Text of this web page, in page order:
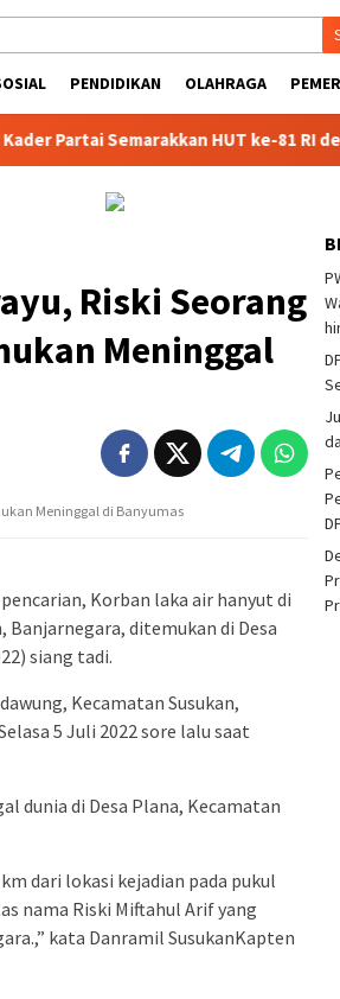
PENDIDIKAN OLAHRAGA
Semarakkan HUT ke-81 RI dengan
Riski Seorang
Meninggal
Meninggal di Banyumas
Korban laka air hanyut di
Banjarnegara, ditemukan di Desa
siang tadi.
Kecamatan Susukan,
5 Juli 2022 sore lalu saat
dunia di Desa Plana, Kecamatan
dari lokasi kejadian pada pukul
nama Riski Miftahul Arif yang
kata Danramil SusukanKapten